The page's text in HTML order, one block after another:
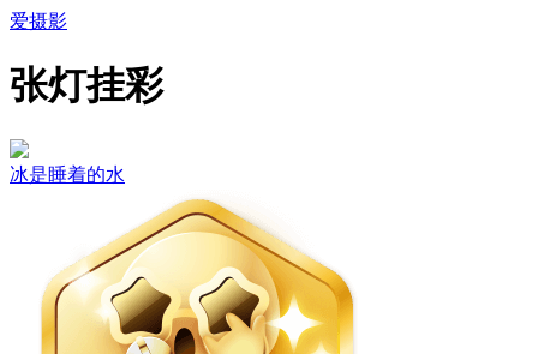
爱摄影
张灯挂彩
冰是睡着的水